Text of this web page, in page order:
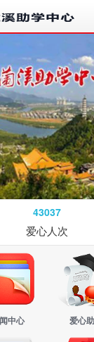
43037
爱心人次
中心 爱心